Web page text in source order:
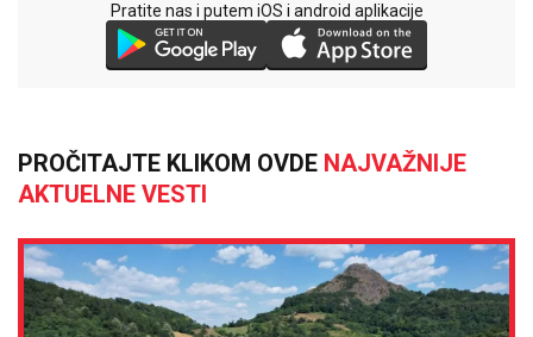
Pratite nas i putem iOS i android aplikacije
PROČITAJTE KLIKOM OVDE NAJVAŽNIJE
AKTUELNE VESTI